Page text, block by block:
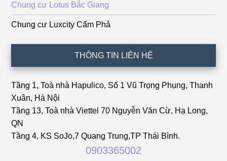
Chung cư Lotus Bắc Giang
Chung cư Luxcity Cẩm Phả
THÔNG TIN LIÊN HỆ
Tầng 1, Toà nhà Hapulico, Số 1 Vũ Trọng Phụng, Thanh
Xuân, Hà Nội
Tầng 13, Toà nhà Viettel 70 Nguyễn Văn Cừ, Hạ Long,
QN
Tầng 4, KS SoJo,7 Quang Trung,TP Thái Bình.
0903365002